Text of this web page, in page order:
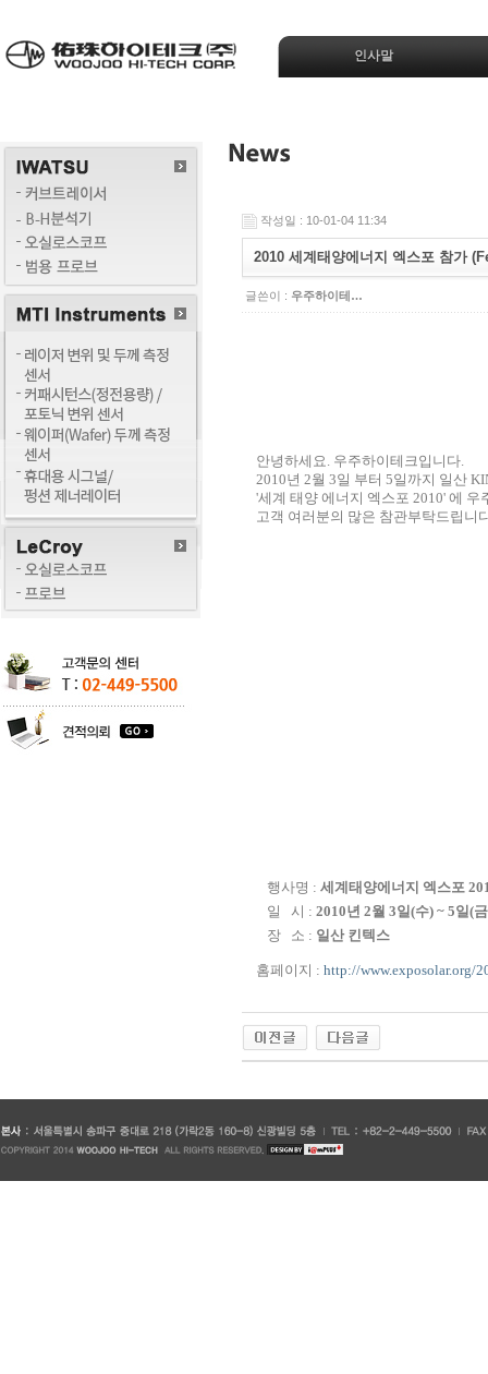
인사말
작성일 : 10-01-04 11:34
2010 세계태양에너지 엑스포 참가
글쓴이 : 우주하이테…
안녕하세요. 우주하이테크입니다.
2010년 2월 3일 부터 5일까지 일산
'세계 태양 에너지 엑스포 2010' 에
고객 여러분의 많은 참관부탁드립니
행사명 : 세계태양에너지 엑스포
일 시 : 2010년 2월 3일(수) ~ 5일(
장 소 : 일산 킨텍스
홈페이지 : http://www.exposolar.org/